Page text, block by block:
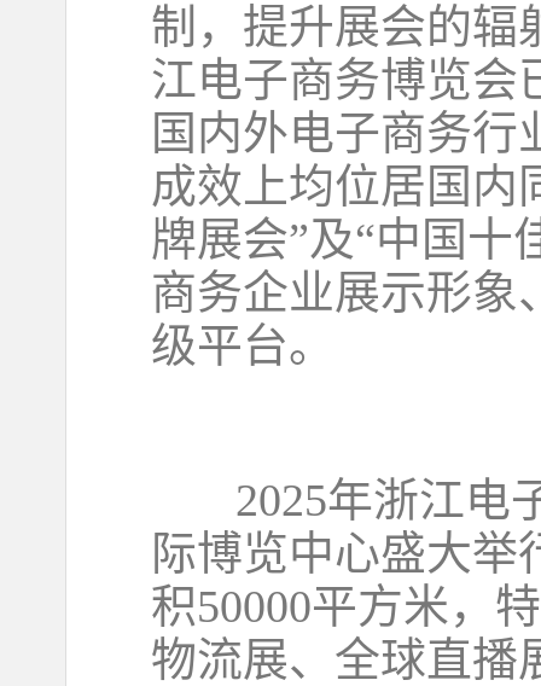
制，提升展会的辐
江电子商务博览会
国内外电子商务行
成效上均位居国内
牌展会”及“中国十
商务企业展示形象
级平台。
2025年浙江电子
际博览中心盛大举
积50000平方米，
物流展、全球直播